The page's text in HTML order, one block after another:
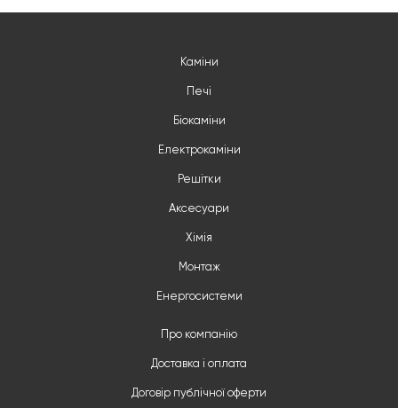
Каміни
Печі
Біокаміни
Електрокаміни
Решітки
Аксесуари
Хімія
Монтаж
Енергосистеми
Про компанію
Доставка і оплата
Договір публічної оферти